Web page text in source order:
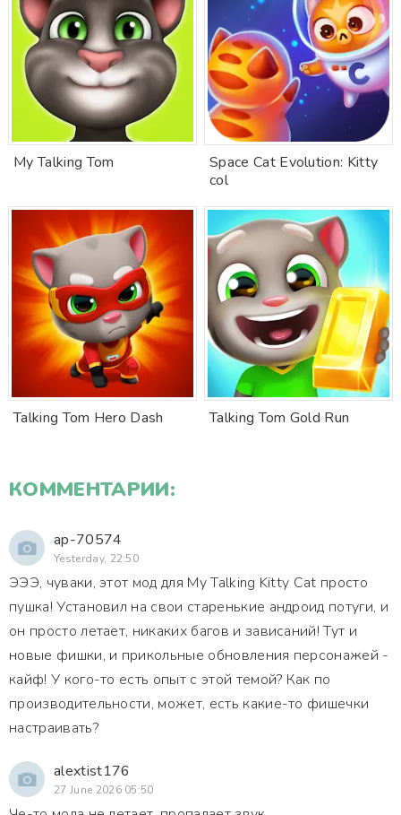
My Talking Tom
Space Cat Evolution: Kitty
col
Talking Tom Hero Dash Talking Tom Gold Run
КОММЕНТАРИИ:
ap-70574
Yesterday, 22:50
ЭЭЭ, чуваки, этот мод для My Talking Kitty Cat просто
пушка! Установил на свои старенькие андроид потуги, и
он просто летает, никаких багов и зависаний! Тут и
новые фишки, и прикольные обновления персонажей -
кайф! У кого-то есть опыт с этой темой? Как по
производительности, может, есть какие-то фишечки
настраивать?
alextist176
27 June 2026 05:50